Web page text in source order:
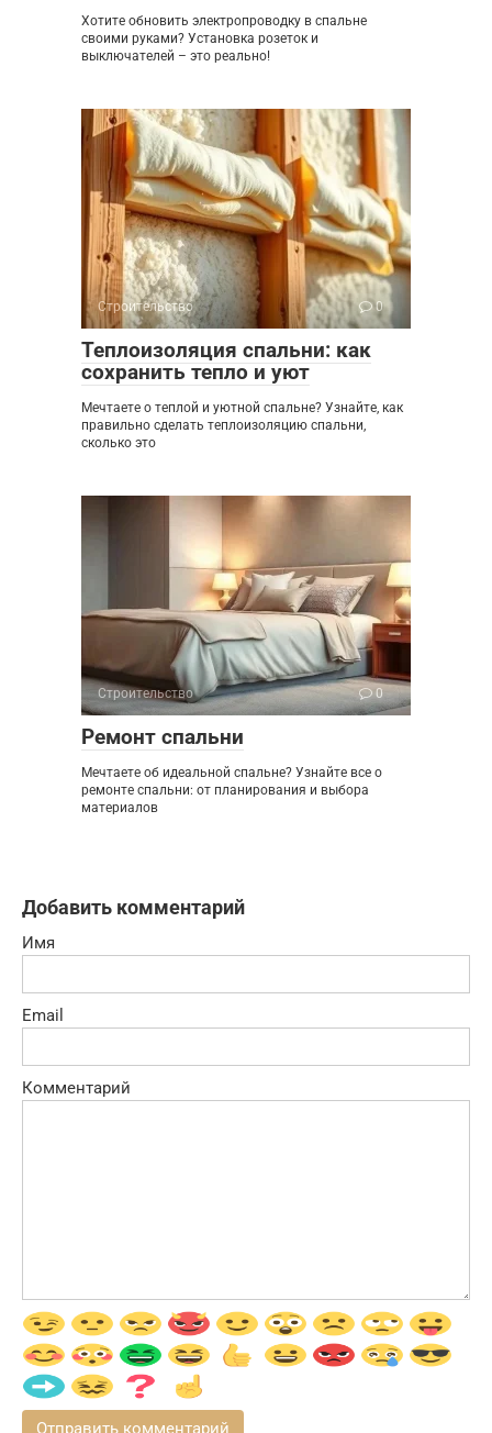
Хотите обновить электропроводку в спальне
своими руками? Установка розеток и
выключателей – это реально!
Строительство 0
Теплоизоляция спальни: как
сохранить тепло и уют
Мечтаете о теплой и уютной спальне? Узнайте, как
правильно сделать теплоизоляцию спальни,
сколько это
Строительство 0
Ремонт спальни
Мечтаете об идеальной спальне? Узнайте все о
ремонте спальни: от планирования и выбора
материалов
Добавить комментарий
Имя
Email
Комментарий